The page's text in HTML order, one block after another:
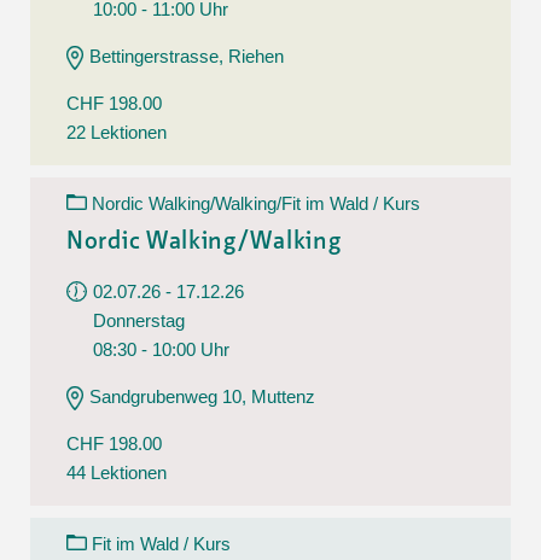
10:00 - 11:00 Uhr
Bettingerstrasse, Riehen
CHF 198.00
22 Lektionen
Nordic Walking/Walking/Fit im Wald / Kurs
Nordic Walking/Walking
02.07.26 - 17.12.26
Donnerstag
08:30 - 10:00 Uhr
Sandgrubenweg 10, Muttenz
CHF 198.00
44 Lektionen
Fit im Wald / Kurs